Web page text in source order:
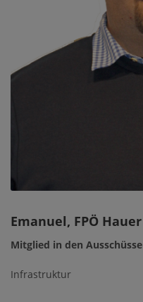
Emanuel, FPÖ Hauer
Mitglied in den
Infrastruktur